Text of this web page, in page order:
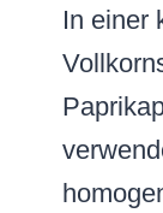
In einer